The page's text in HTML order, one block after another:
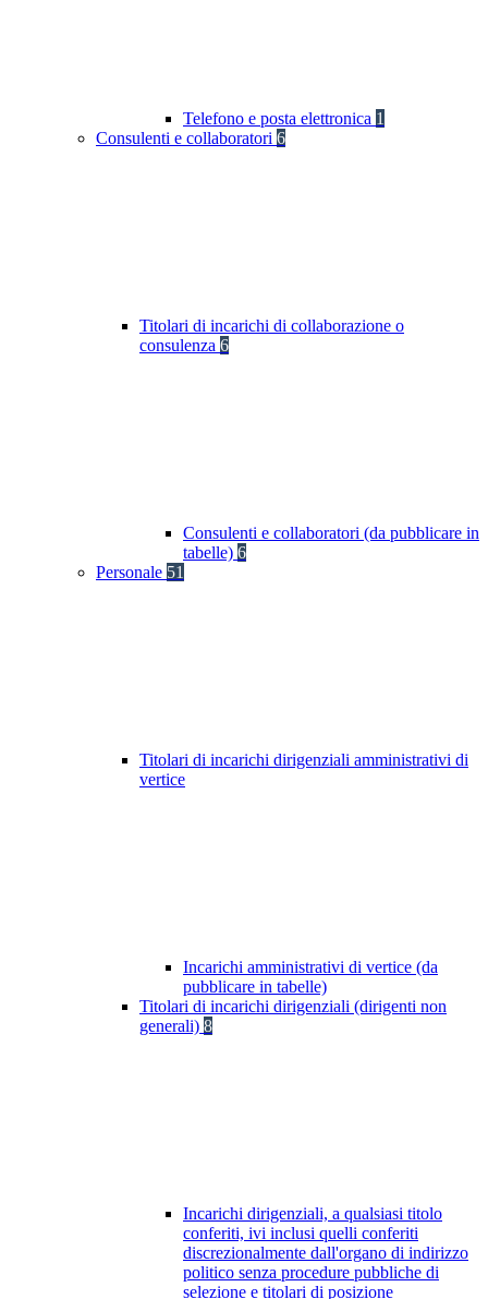
Telefono e posta elettronica 1
Consulenti e collaboratori 6
Titolari di incarichi di collaborazione o
consulenza 6
Consulenti e collaboratori (da pubblicare in
tabelle) 6
Personale 51
Titolari di incarichi dirigenziali amministrativi di
vertice
Incarichi amministrativi di vertice (da
pubblicare in tabelle)
Titolari di incarichi dirigenziali (dirigenti non
generali) 8
Incarichi dirigenziali, a qualsiasi titolo
conferiti, ivi inclusi quelli conferiti
discrezionalmente dall'organo di indirizzo
politico senza procedure pubbliche di
selezione e titolari di posizione